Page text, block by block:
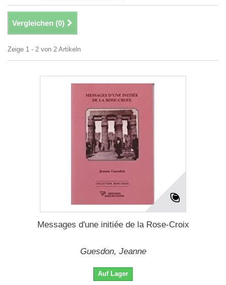
Vergleichen (0)
Zeige 1 - 2 von 2 Artikeln
Messages d'une initiée de la Rose-Croix
Guesdon, Jeanne
Auf Lager